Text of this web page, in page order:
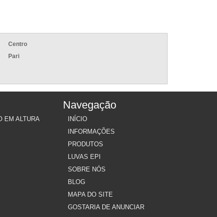
Centro
Pari
EM ALTURA
Navegação
INÍCIO
INFORMAÇÕES
PRODUTOS
LUVAS EPI
SOBRE NÓS
BLOG
MAPA DO SITE
GOSTARIA DE ANUNCIAR